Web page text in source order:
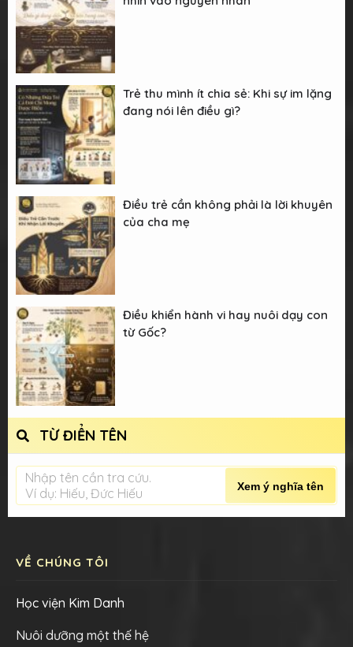
Trẻ thu mình ít chia sẻ: Khi sự im lặng
đang nói lên điều gì?
Điều trẻ cần không phải là lời khuyên
của cha mẹ
Điều khiển hành vi hay nuôi dạy con
từ Gốc?
TỪ ĐIỂN TÊN
Nhập tên cần tra cứu.
Ví dụ: Hiếu, Đức Hiếu
Xem ý nghĩa tên
VỀ CHÚNG TÔI
Học viện Kim Danh
Nuôi dưỡng một thế hệ